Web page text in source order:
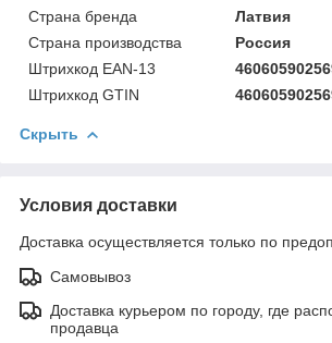
Страна бренда
Латвия
Страна производства
Россия
Штрихкод EAN-13
Штрихкод GTIN
Скрыть
Условия доставки
Доставка осуществляется только по
Самовывоз
Доставка курьером по городу, где
продавца